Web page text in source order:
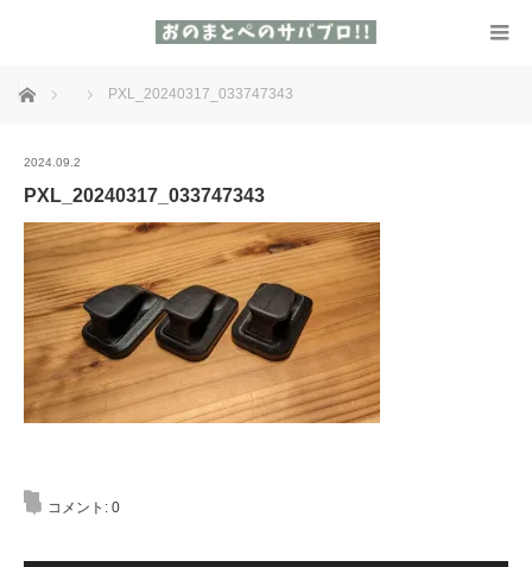
ホーム PXL_20240317_033747343
2024.09.2
PXL_20240317_033747343
コメント: 0